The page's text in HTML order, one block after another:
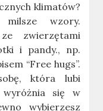
klimatów?
milsze wzory.
zwierzętami
i pandy., np.
“Free hugs”.
która lubi
się w
wybierzesz